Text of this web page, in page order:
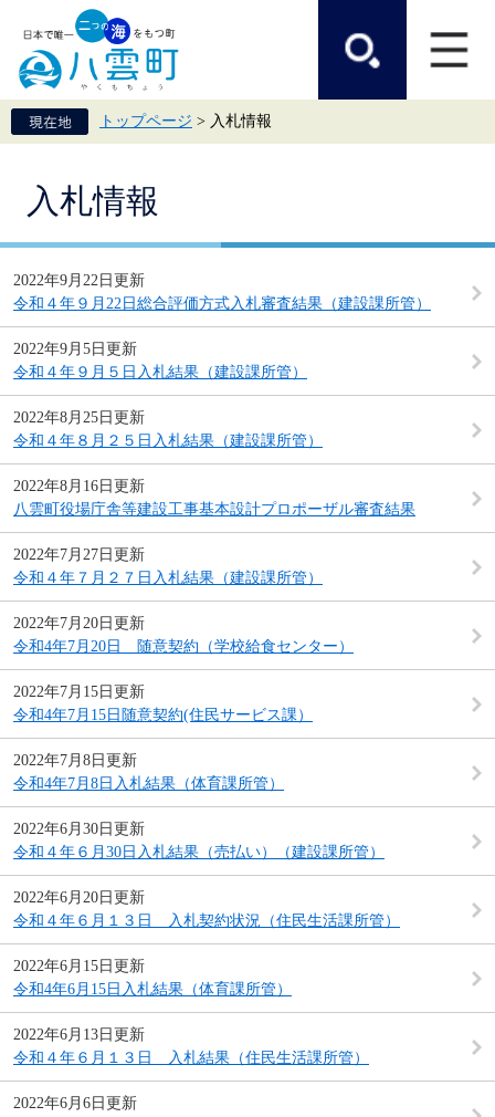
頭
で
す。
飛
ば
し
トップページ > 入札情報
入札情報
2022年9月22日更新
令和４年９月22日総合評価方式入札審査結果（建設課所管）
2022年9月5日更新
令和４年９月５日入札結果（建設課所管）
2022年8月25日更新
令和４年８月２５日入札結果（建設課所管）
2022年8月16日更新
八雲町役場庁舎等建設工事基本設計プロポーザル審査結果
2022年7月27日更新
令和４年７月２７日入札結果（建設課所管）
2022年7月20日更新
令和4年7月20日 随意契約（学校給食センター）
2022年7月15日更新
令和4年7月15日随意契約(住民サービス課）
2022年7月8日更新
令和4年7月8日入札結果（体育課所管）
2022年6月30日更新
令和４年６月30日入札結果（売払い）（建設課所管）
2022年6月20日更新
令和４年６月１３日 入札契約状況（住民生活課所管）
2022年6月15日更新
令和4年6月15日入札結果（体育課所管）
2022年6月13日更新
令和４年６月１３日 入札結果（住民生活課所管）
2022年6月6日更新